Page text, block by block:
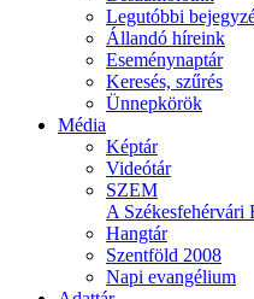
Legutóbbi
Állandó híreink
Eseménynaptár
Keresés, szűrés
Ünnepkörök
Média
Képtár
Videótár
SZEM
A Székesfehérvári
Hangtár
Szentföld 2008
Napi evangélium